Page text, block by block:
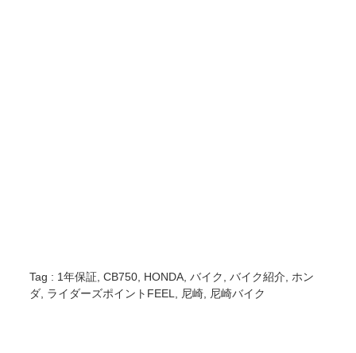
Tag : 1年保証 ,CB750 HONDA ,バイク ,バイク紹介
ホン
ダ ライダーズポイントFEEL 尼崎 尼崎バイク